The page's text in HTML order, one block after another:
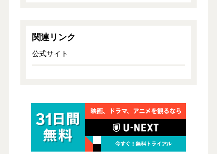
関連リンク
公式サイト